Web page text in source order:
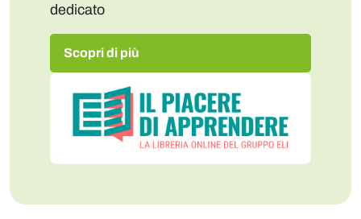
dedicato
Scopri di più